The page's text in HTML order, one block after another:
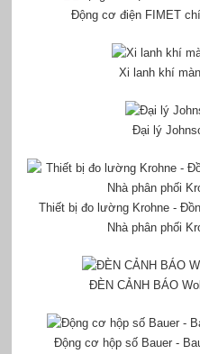
Động cơ điện FIMET
Xi lanh khí
Đại lý
Thiết bị đo lường Krohne -
Nhà phân phối
ĐÈN CẢNH BÁO
Động cơ hộp số Bauer -